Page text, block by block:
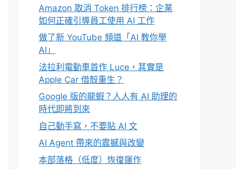
Amazon 取消 Token 排行榜：企業
如何正確引導員工使用 AI 工作
做了新 YouTube 頻道「AI 教你學
AI」
法拉利電動車首作 Luce，其實是
Apple Car 借殼重生？
Google 版的龍蝦？人人有 AI 助理的
時代即將到來
自己動手寫，不要貼 AI 文
AI Agent 帶來的震撼與改變
本部落格（低度）恢復運作